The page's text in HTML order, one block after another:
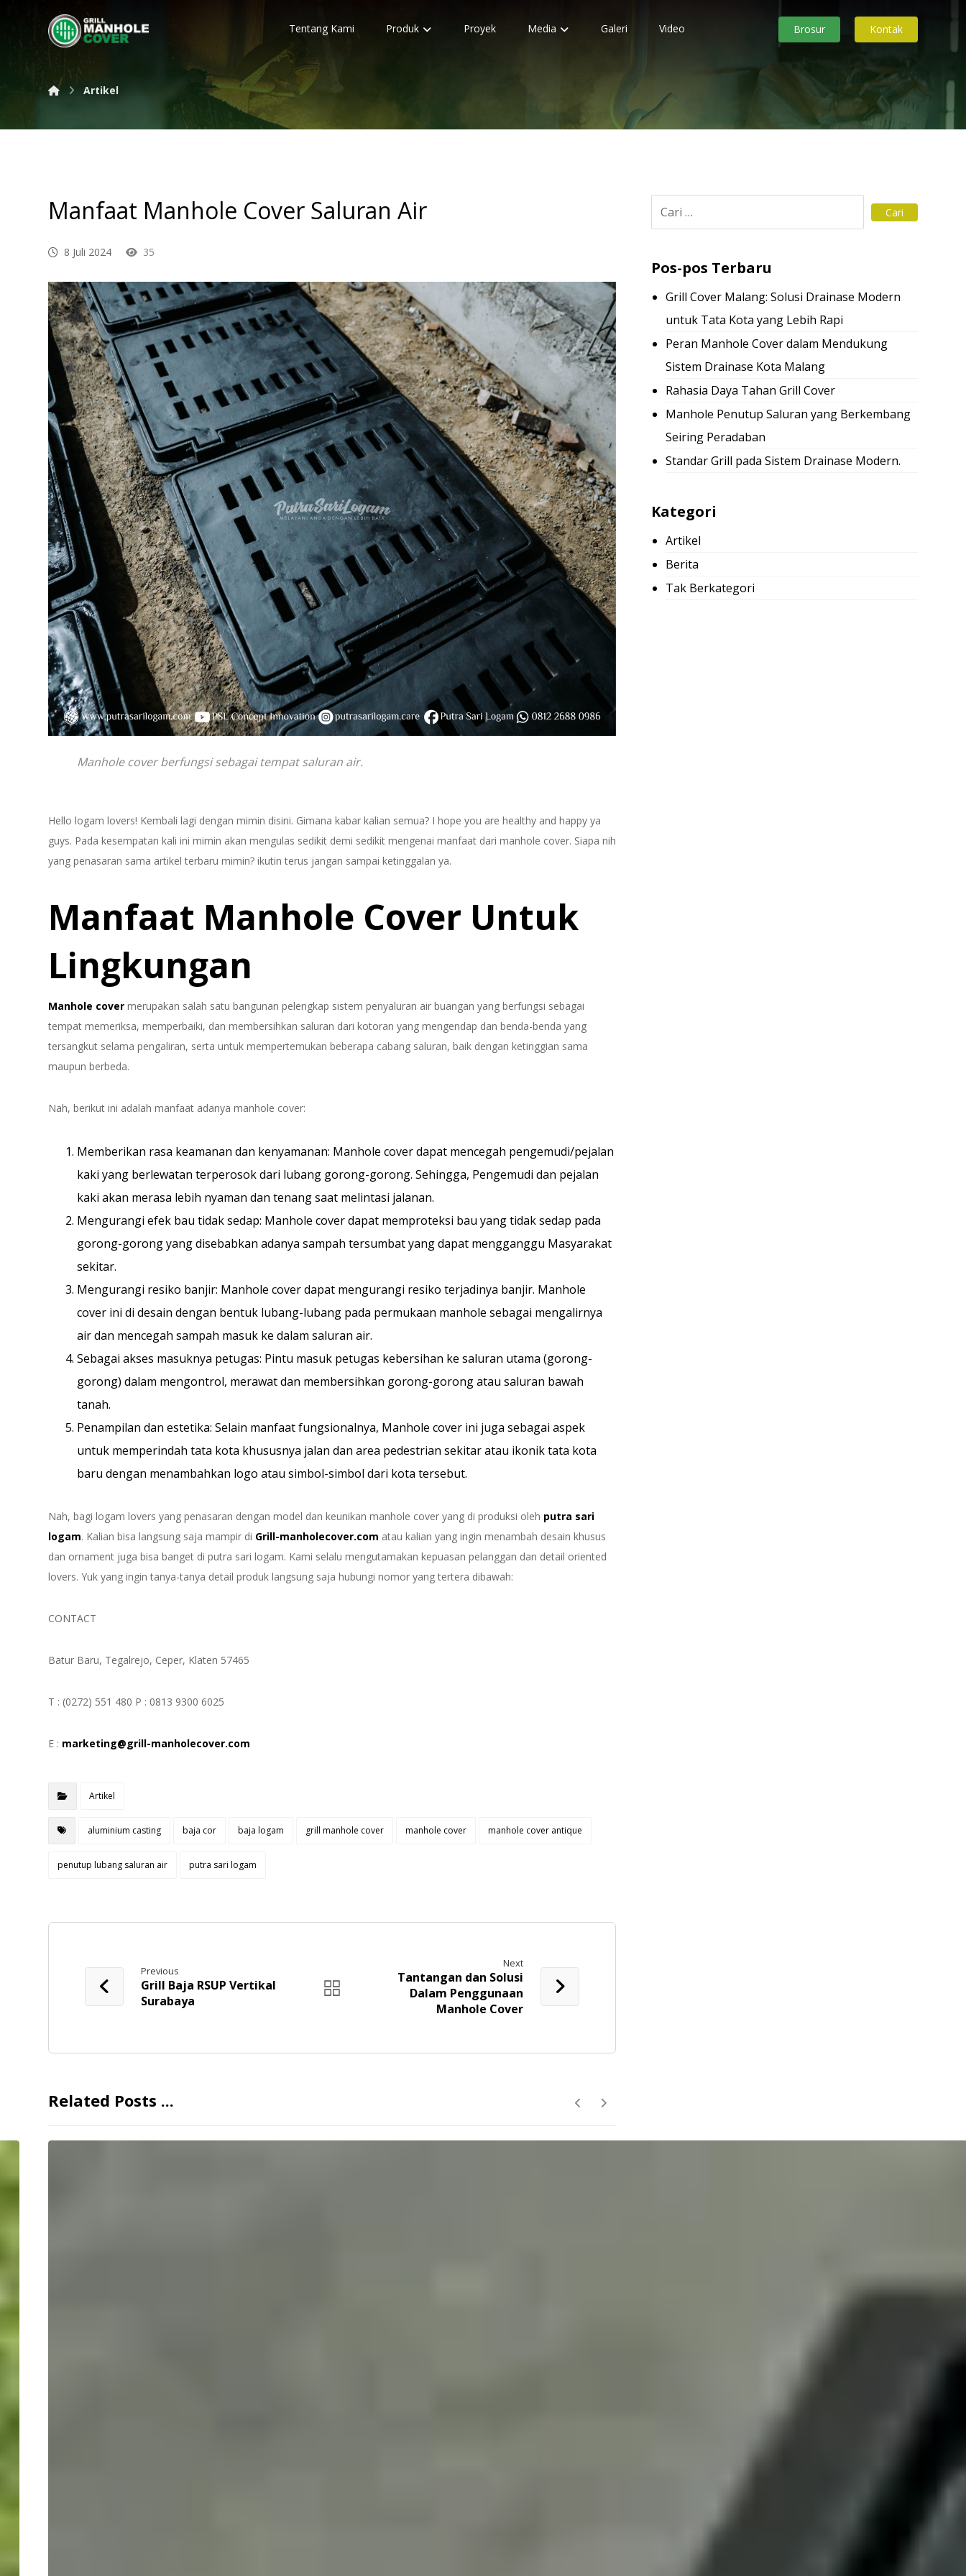
Tentang Kami Produk Proyek Media Galeri Video Kontak
Brosur
Artikel
Manfaat Manhole Cover Saluran Air
8 Juli 2024 35
Manhole cover berfungsi sebagai tempat saluran air.
Hello logam lovers! Kembali lagi dengan mimin disini. Gimana kabar kalian semua? I hope you are healthy and happy ya
guys. Pada kesempatan kali ini mimin akan mengulas sedikit demi sedikit mengenai manfaat dari manhole cover. Siapa nih
yang penasaran sama artikel terbaru mimin? ikutin terus jangan sampai ketinggalan ya.
Manfaat Manhole Cover Untuk
Lingkungan
Manhole cover merupakan salah satu bangunan pelengkap sistem penyaluran air buangan yang berfungsi sebagai
tempat memeriksa, memperbaiki, dan membersihkan saluran dari kotoran yang mengendap dan benda-benda yang
tersangkut selama pengaliran, serta untuk mempertemukan beberapa cabang saluran, baik dengan ketinggian sama
maupun berbeda.
Nah, berikut ini adalah manfaat adanya manhole cover:
Memberikan rasa keamanan dan kenyamanan: Manhole cover dapat mencegah pengemudi/pejalan
kaki yang berlewatan terperosok dari lubang gorong-gorong. Sehingga, Pengemudi dan pejalan
kaki akan merasa lebih nyaman dan tenang saat melintasi jalanan.
Mengurangi efek bau tidak sedap: Manhole cover dapat memproteksi bau yang tidak sedap pada
gorong-gorong yang disebabkan adanya sampah tersumbat yang dapat mengganggu Masyarakat
sekitar.
Mengurangi resiko banjir: Manhole cover dapat mengurangi resiko terjadinya banjir. Manhole
cover ini di desain dengan bentuk lubang-lubang pada permukaan manhole sebagai mengalirnya
air dan mencegah sampah masuk ke dalam saluran air.
Sebagai akses masuknya petugas: Pintu masuk petugas kebersihan ke saluran utama (gorong-
gorong) dalam mengontrol, merawat dan membersihkan gorong-gorong atau saluran bawah
tanah.
Penampilan dan estetika: Selain manfaat fungsionalnya, Manhole cover ini juga sebagai aspek
untuk memperindah tata kota khususnya jalan dan area pedestrian sekitar atau ikonik tata kota
baru dengan menambahkan logo atau simbol-simbol dari kota tersebut.
Nah, bagi logam lovers yang penasaran dengan model dan keunikan manhole cover yang di produksi oleh putra sari
logam. Kalian bisa langsung saja mampir di Grill-manholecover.com atau kalian yang ingin menambah desain khusus
dan ornament juga bisa banget di putra sari logam. Kami selalu mengutamakan kepuasan pelanggan dan detail oriented
lovers. Yuk yang ingin tanya-tanya detail produk langsung saja hubungi nomor yang tertera dibawah:
CONTACT
Batur Baru, Tegalrejo, Ceper, Klaten 57465
T : (0272) 551 480 P : 0813 9300 6025
E : marketing@grill-manholecover.com
Artikel
aluminium casting baja cor baja logam grill manhole cover manhole cover manhole cover antique
penutup lubang saluran air putra sari logam
Previous
Grill Baja RSUP Vertikal
Surabaya
Next
Tantangan dan Solusi
Dalam Penggunaan
Manhole Cover
Related Posts ...
Pos-pos Terbaru
Grill Cover Malang: Solusi Drainase Modern
untuk Tata Kota yang Lebih Rapi
Peran Manhole Cover dalam Mendukung
Sistem Drainase Kota Malang
Rahasia Daya Tahan Grill Cover
Manhole Penutup Saluran yang Berkembang
Seiring Peradaban
Standar Grill pada Sistem Drainase Modern.
Kategori
Artikel
Berita
Tak Berkategori